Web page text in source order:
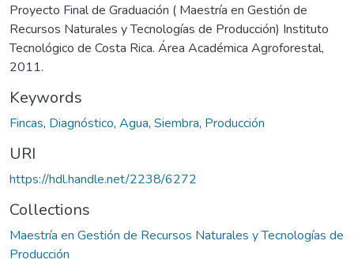
Proyecto Final de Graduación ( Maestría en Gestión de
Recursos Naturales y Tecnologías de Producción) Instituto
Tecnológico de Costa Rica. Área Académica Agroforestal,
2011.
Keywords
Fincas, Diagnóstico, Agua, Siembra, Producción
URI
https://hdl.handle.net/2238/6272
Collections
Maestría en Gestión de Recursos Naturales y Tecnologías de
Producción